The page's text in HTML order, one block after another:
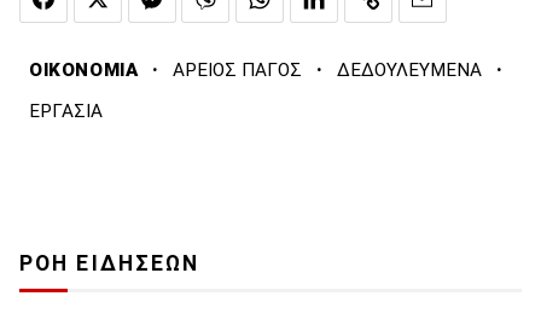
ΟΙΚΟΝΟΜΙΑ · ΑΡΕΙΟΣ ΠΑΓΟΣ · ΔΕΔΟΥΛΕΥΜΕΝΑ ·
ΕΡΓΑΣΙΑ
ΡΟΗ ΕΙΔΗΣΕΩΝ